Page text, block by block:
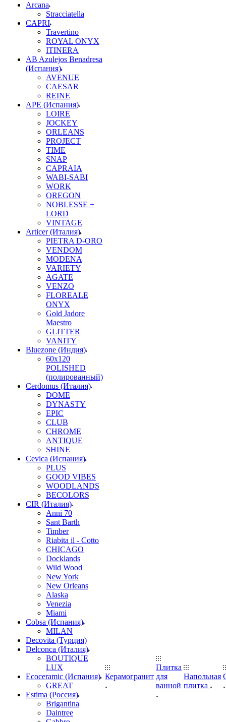
Arcana
Stracciatella
CAPRI
Travertino
ROYAL ONYX
ITINERA
AB Azulejos Benadresa
(Испания)
AVENUE
CAESAR
REINE
APE (Испания)
LOIRE
JOCKEY
ORLEANS
PROJECT
TIME
SNAP
CAPRAIA
WABI-SABI
WORK
OREGON
NOBLESSE +
LORD
VINTAGE
Articer (Италия)
PIETRA D-ORO
VENDOM
MODENA
VARIETY
AGATE
VENZO
FLOREALE
ONYX
Gold Jadore
Maestro
GLITTER
VANITY
Bluezone (Индия)
60х120
POLISHED
(полированный)
Cerdomus (Италия)
DOME
DYNASTY
EPIC
CLUB
CHROME
ANTIQUE
SHINE
Cevica (Испания)
PLUS
GOOD VIBES
WOODLANDS
BECOLORS
CIR (Италия)
Anni 70
Sant Barth
Timber
Riabita il - Cotto
CHICAGO
Docklands
Wild Wood
New York
New Orleans
Alaska
Venezia
Miami
Cobsa (Испания)
MILAN
Decovita (Турция)
Delconca (Италия)
BOUTIQUE
LUX
Ecoceramic (Испания)
GREAT
Estima (Россия)
Brigantina
Daintree
Керамогранит
Плитка
для
ванной
Напольная
плитка